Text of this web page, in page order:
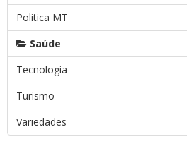
Politica MT
Saúde
Tecnologia
Turismo
Variedades